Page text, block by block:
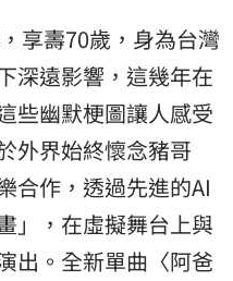
享壽70歲，身為台灣
深遠影響，這幾年在
些幽默梗圖讓人感受
外界始終懷念豬哥
合作，透過先進的AI
」，在虛擬舞台上與
出。全新單曲〈阿爸